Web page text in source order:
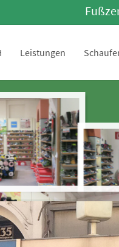
Leistungen